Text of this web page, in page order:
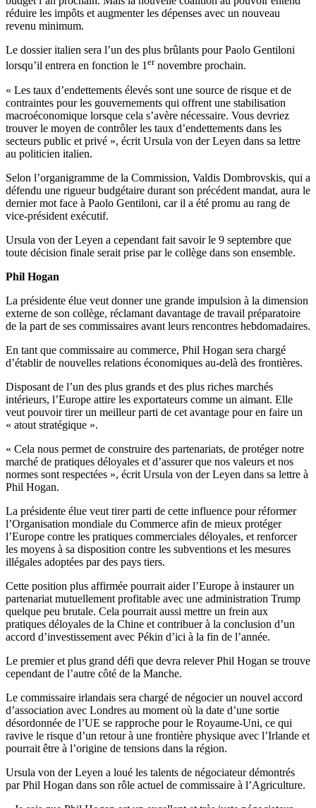
réduire les impôts et augmenter les dépenses avec un nouveau
revenu minimum.
Le dossier italien sera l’un des plus brûlants pour Paolo Gentiloni
lorsqu’il entrera en fonction le 1ernovembre prochain.
« Les taux d’endettements élevés sont une source de risque et de
contraintes pour les gouvernements qui offrent une stabilisation
macroéconomique lorsque cela s’avère nécessaire. Vous devriez
trouver le moyen de contrôler les taux d’endettements dans les
secteurs public et privé », écrit Ursula von der Leyen dans sa lettre
au politicien italien.
Selon l’organigramme de la Commission, Valdis Dombrovskis, qui a
défendu une rigueur budgétaire durant son précédent mandat, aura le
dernier mot face à Paolo Gentiloni, car il a été promu au rang de
vice-président exécutif.
Ursula von der Leyen a cependant fait savoir le 9 septembre que
toute décision finale serait prise par le collège dans son ensemble.
Phil Hogan
La présidente élue veut donner une grande impulsion à la dimension
externe de son collège, réclamant davantage de travail préparatoire
de la part de ses commissaires avant leurs rencontres hebdomadaires.
En tant que commissaire au commerce, Phil Hogan sera chargé
d’établir de nouvelles relations économiques au-delà des frontières.
Disposant de l’un des plus grands et des plus riches marchés
intérieurs, l’Europe attire les exportateurs comme un aimant. Elle
veut pouvoir tirer un meilleur parti de cet avantage pour en faire un
« atout stratégique ».
« Cela nous permet de construire des partenariats, de protéger notre
marché de pratiques déloyales et d’assurer que nos valeurs et nos
normes sont respectées », écrit Ursula von der Leyen dans sa lettre à
Phil Hogan.
La présidente élue veut tirer parti de cette influence pour réformer
l’Organisation mondiale du Commerce afin de mieux protéger
l’Europe contre les pratiques commerciales déloyales, et renforcer
les moyens à sa disposition contre les subventions et les mesures
illégales adoptées par des pays tiers.
Cette position plus affirmée pourrait aider l’Europe à instaurer un
partenariat mutuellement profitable avec une administration Trump
quelque peu brutale. Cela pourrait aussi mettre un frein aux
pratiques déloyales de la Chine et contribuer à la conclusion d’un
accord d’investissement avec Pékin d’ici à la fin de l’année.
Le premier et plus grand défi que devra relever Phil Hogan se trouve
cependant de l’autre côté de la Manche.
Le commissaire irlandais sera chargé de négocier un nouvel accord
d’association avec Londres au moment où la date d’une sortie
désordonnée de l’UE se rapproche pour le Royaume-Uni, ce qui
ravive le risque d’un retour à une frontière physique avec l’Irlande et
pourrait être à l’origine de tensions dans la région.
Ursula von der Leyen a loué les talents de négociateur démontrés
par Phil Hogan dans son rôle actuel de commissaire à l’Agriculture.